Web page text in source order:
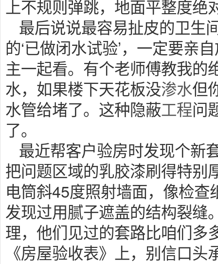
上不规则弹跳，地面平整度绝
最后说说最容易扯皮的卫生
的‘已做闭水试验’，一定要亲
主一起看。有个老师傅教我的
水，如果楼下天花板没渗水但
水管给堵了。这种隐蔽工程问
了。
最近帮客户验房时发现个新
把问题区域的乳胶漆刷得特别
电筒斜45度照射墙面，像检
发现过用腻子遮盖的结构裂缝
理，他们见过的套路比咱们多
《房屋验收表》上，别信口